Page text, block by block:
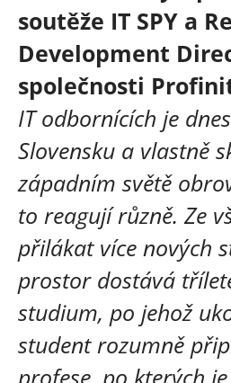
soutěže IT SPY a
Development
společnosti
IT odbornících je
Slovensku a vlastně
západním světě
to reagují různě. Ze
přilákat více nových
prostor dostává
studium, po jehož
student rozumně
profese, po kterých